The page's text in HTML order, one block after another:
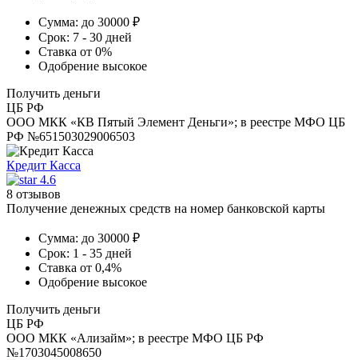
Сумма: до 30000 ₽
Срок: 7 - 30 дней
Ставка от 0%
Одобрение высокое
Получить деньги
ЦБ РФ
ООО МКК «КВ Пятый Элемент Деньги»; в реестре МФО ЦБ
РФ №651503029006503
Кредит Касса
4.6
8 отзывов
Получение денежных средств на номер банковской карты
Сумма: до 30000 ₽
Срок: 1 - 35 дней
Ставка от 0,4%
Одобрение высокое
Получить деньги
ЦБ РФ
ООО МКК «Ализайм»; в реестре МФО ЦБ РФ
№1703045008650